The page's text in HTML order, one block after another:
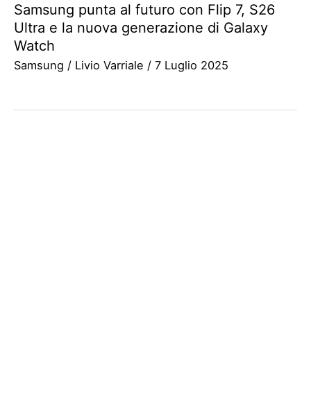
Samsung punta al futuro con Flip 7, S26
Ultra e la nuova generazione di Galaxy
Watch
Samsung / Livio Varriale / 7 Luglio 2025